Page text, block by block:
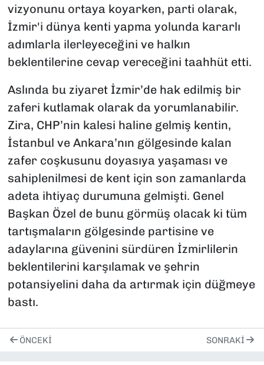
vizyonunu ortaya koyarken, parti olarak,
İzmir'i dünya kenti yapma yolunda kararlı
adımlarla ilerleyeceğini ve halkın
beklentilerine cevap vereceğini taahhüt etti.
Aslında bu ziyaret İzmir’de hak edilmiş bir
zaferi kutlamak olarak da yorumlanabilir.
Zira, CHP’nin kalesi haline gelmiş kentin,
İstanbul ve Ankara’nın gölgesinde kalan
zafer coşkusunu doyasıya yaşaması ve
sahiplenilmesi de kent için son zamanlarda
adeta ihtiyaç durumuna gelmişti. Genel
Başkan Özel de bunu görmüş olacak ki tüm
tartışmaların gölgesinde partisine ve
adaylarına güvenini sürdüren İzmirlilerin
beklentilerini karşılamak ve şehrin
potansiyelini daha da artırmak için düğmeye
bastı.
ÖNCEKI SONRAKI